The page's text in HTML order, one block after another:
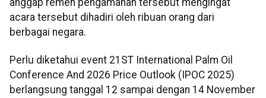
acara tersebut dihadiri oleh ribuan orang dari
berbagai negara.
Perlu diketahui event 21ST International Palm Oil
Conference And 2026 Price Outlook (IPOC 2025)
berlangsung tanggal 12 sampai dengan 14 November